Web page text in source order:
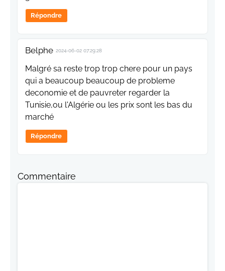
Répondre
Belphe 2024-06-02 07:29:28
Malgré sa reste trop trop chere pour un pays
qui a beaucoup beaucoup de probleme
deconomie et de pauvreter regarder la
Tunisie,ou l'Algérie ou les prix sont les bas du
marché
Répondre
Commentaire